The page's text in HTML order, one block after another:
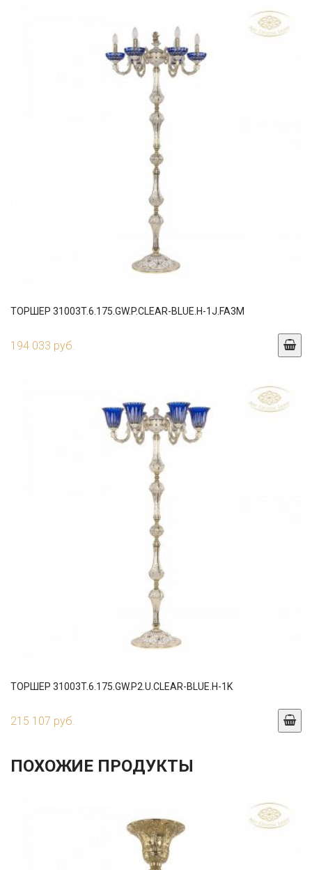
ТОРШЕР 31003T.6.175.GW.P.CLEAR-BLUE.H-1J.FA3M
194 033 руб.
ТОРШЕР 31003T.6.175.GW.P2.U.CLEAR-BLUE.H-1K
215 107 руб.
ПОХОЖИЕ ПРОДУКТЫ